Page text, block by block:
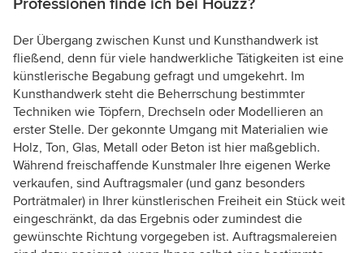
Professionen finde ich bei Houzz?
Der Übergang zwischen Kunst und Kunsthandwerk ist
fließend, denn für viele handwerkliche Tätigkeiten ist eine
künstlerische Begabung gefragt und umgekehrt. Im
Kunsthandwerk steht die Beherrschung bestimmter
Techniken wie Töpfern, Drechseln oder Modellieren an
erster Stelle. Der gekonnte Umgang mit Materialien wie
Holz, Ton, Glas, Metall oder Beton ist hier maßgeblich.
Während freischaffende Kunstmaler Ihre eigenen Werke
verkaufen, sind Auftragsmaler (und ganz besonders
Porträtmaler) in Ihrer künstlerischen Freiheit ein Stück weit
eingeschränkt, da das Ergebnis oder zumindest die
gewünschte Richtung vorgegeben ist. Auftragsmalereien